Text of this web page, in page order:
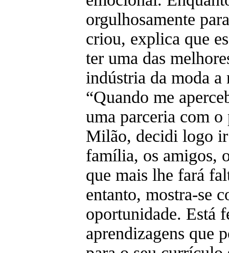
orgulhosamente
criou, explica que
ter uma das
indústria da moda
“Quando me
uma parceria com
Milão, decidi logo
família, os amigos,
que mais lhe fará
entanto, mostra-se
oportunidade. Está
aprendizagens que